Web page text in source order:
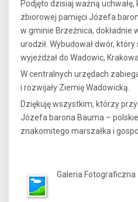
Podjęto dzisiaj ważną
zbiorowej pamięci Józefa
w gminie Brzeźnica, dokładnie
urodził. Wybudował dwór,
wyjeżdżał do Wadowic,
W centralnych urzędach
i rozwijały Ziemię Wadowicką.
Dziękuję wszystkim, którzy
Józefa barona Bauma –
znakomitego marszałka i
Galeria Fotograficzna